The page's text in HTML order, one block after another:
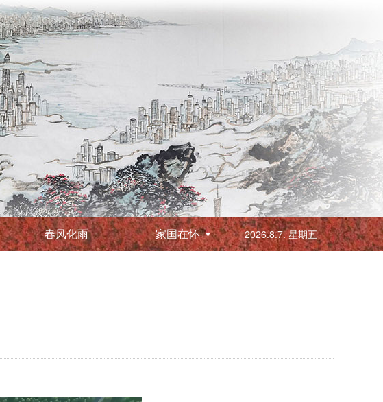
春风化雨 家国在怀 2026.8.7. 星期五